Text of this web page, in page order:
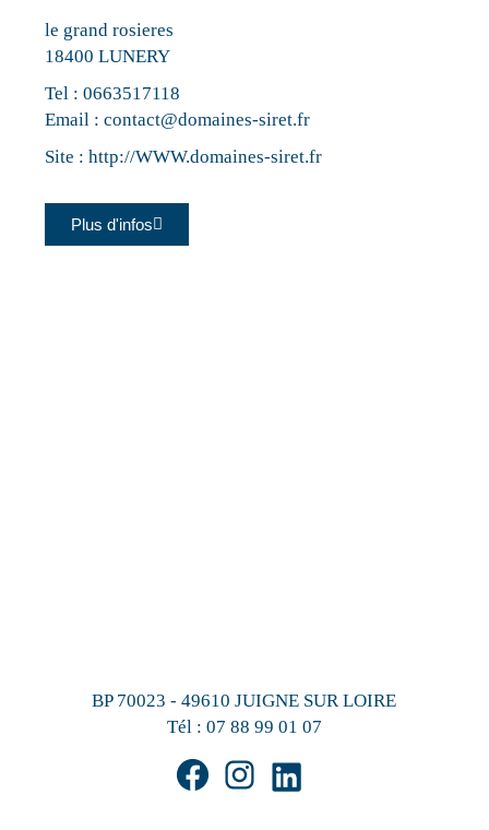
le grand rosieres
18400 LUNERY
Tel :0663517118
Email :contact@domaines-siret.fr
Site :http://WWW.domaines-siret.fr
Plus d'infos
BP 70023 - 49610 JUIGNE SUR LOIRE
Tél : 07 88 99 01 07